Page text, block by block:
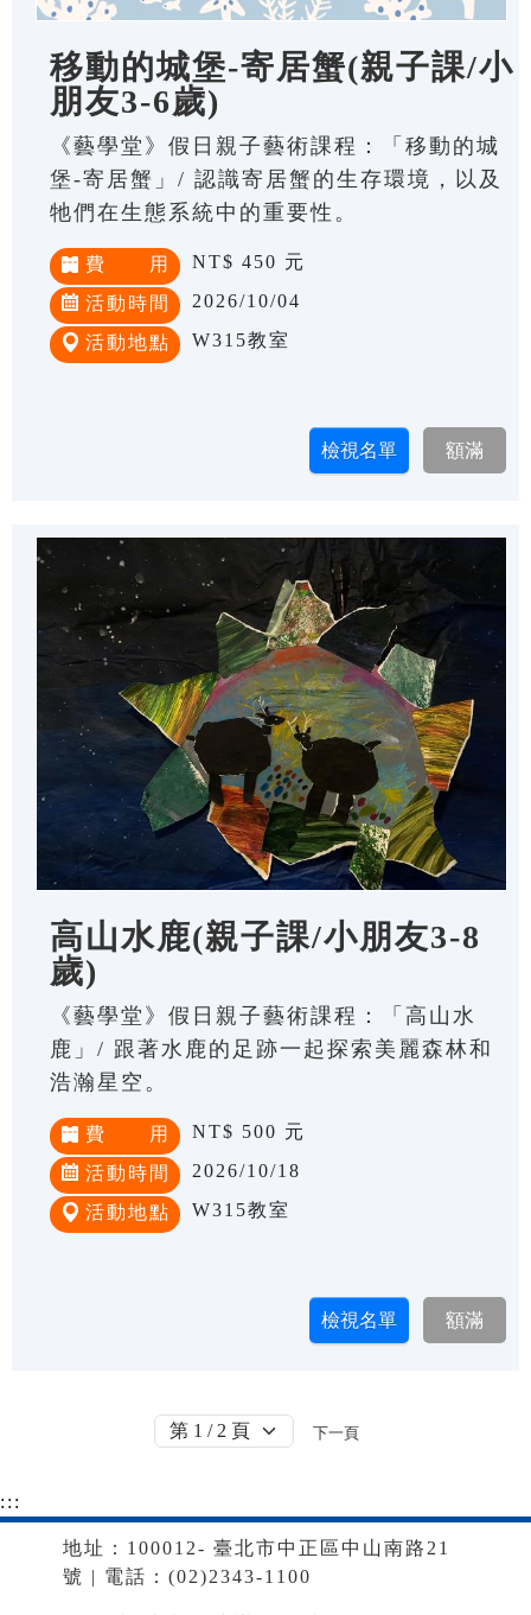
移動的城堡-寄居蟹(親子課/小
朋友3-6歲)
《藝學堂》假日親子藝術課程：「移動的城
堡-寄居蟹」/ 認識寄居蟹的生存環境，以及
牠們在生態系統中的重要性。
費 用 NT$ 450 元
活動時間 2026/10/04
活動地點 W315教室
高山水鹿(親子課/小朋友3-8
歲)
《藝學堂》假日親子藝術課程：「高山水
鹿」/ 跟著水鹿的足跡一起探索美麗森林和
浩瀚星空。
費 用 NT$ 500 元
活動時間 2026/10/18
活動地點 W315教室
下一頁
:::
地址：100012- 臺北市中正區中山南路21
號 | 電話：(02)2343-1100